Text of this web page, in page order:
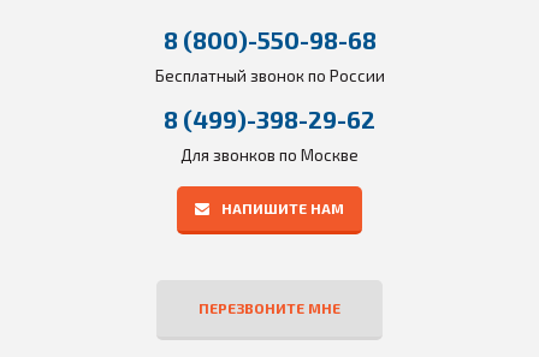
8 (800)-550-98-68
Бесплатный звонок по России
8 (499)-398-29-62
Для звонков по Москве
НАПИШИТЕ НАМ
ПЕРЕЗВОНИТЕ МНЕ